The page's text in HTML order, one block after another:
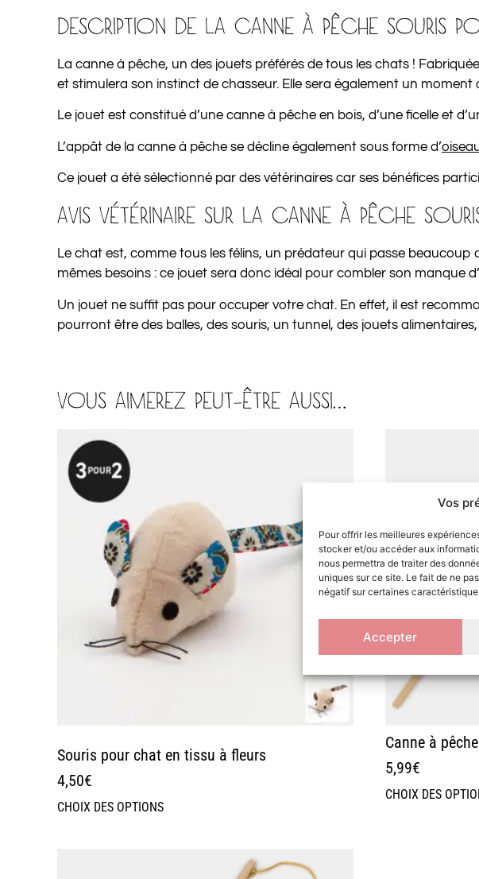
Vos
Pour offrir les meilleures
stocker et/ou accéder aux
nous permettra de traiter des
uniques sur ce site. Le fait de ne
négatif sur certaines
Accepter
DESCRIPTION DE LA CANNE À PÊCHE SOURIS
La canne à pêche, un des jouets préférés de tous les chats !
et stimulera son instinct de chasseur. Elle sera également un
Le jouet est constitué d’une canne à pêche en bois, d’une ficelle et
L’appât de la canne à pêche se décline également sous forme d’
Ce jouet a été sélectionné par des vétérinaires car ses bénéfices
AVIS VÉTÉRINAIRE SUR LA CANNE À PÊCHE
Le chat est, comme tous les félins, un prédateur qui passe
mêmes besoins : ce jouet sera donc idéal pour combler son manque
Un jouet ne suffit pas pour occuper votre chat. En effet, il est
pourront être des balles, des souris, un tunnel, des jouets
VOUS AIMEREZ PEUT-ÊTRE AUSSI…
Souris pour chat en tissu à fleurs
4,50€
CHOIX DES OPTIONS
Canne à
5,99€
CHOIX DES